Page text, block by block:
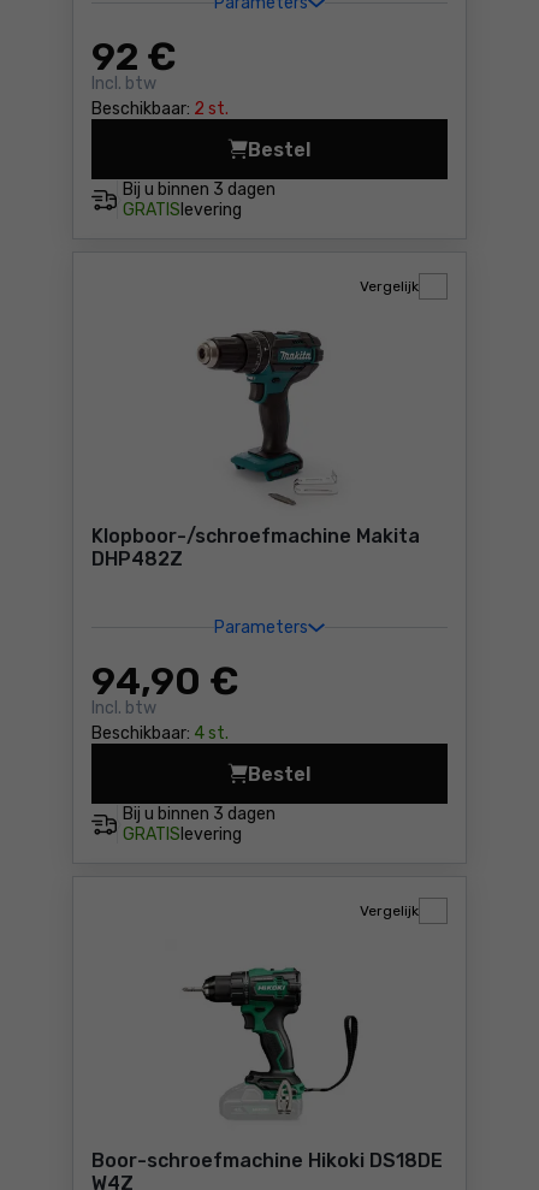
92 €
Incl. btw
Beschikbaar: 2 st.
Bij u binnen 3 dagen
GRATIS levering
Bestel
Klopboor-/schroefmachine
Klopboor-/schroefmachine Makita
DHP482Z
Parameters
94,90 €
Incl. btw
Beschikbaar: 4 st.
Vergelijk
Bij u binnen 3 dagen
GRATIS levering
Bestel
Klopboor-/schroefmachine
Boor-schroefmachine Hikoki DS18DE
W4Z
Vergelijk